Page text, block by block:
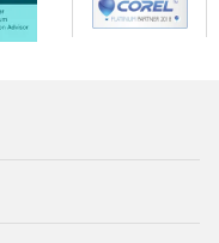
в черный список в
по каналам на
и аудит